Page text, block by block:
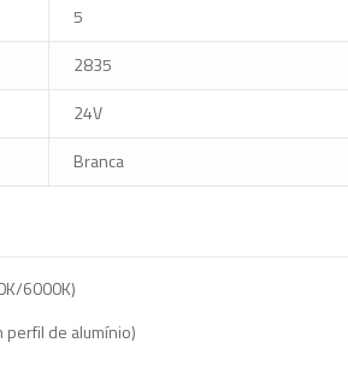
5
2835
24V
Branca
6000K)
perfil de alumínio)